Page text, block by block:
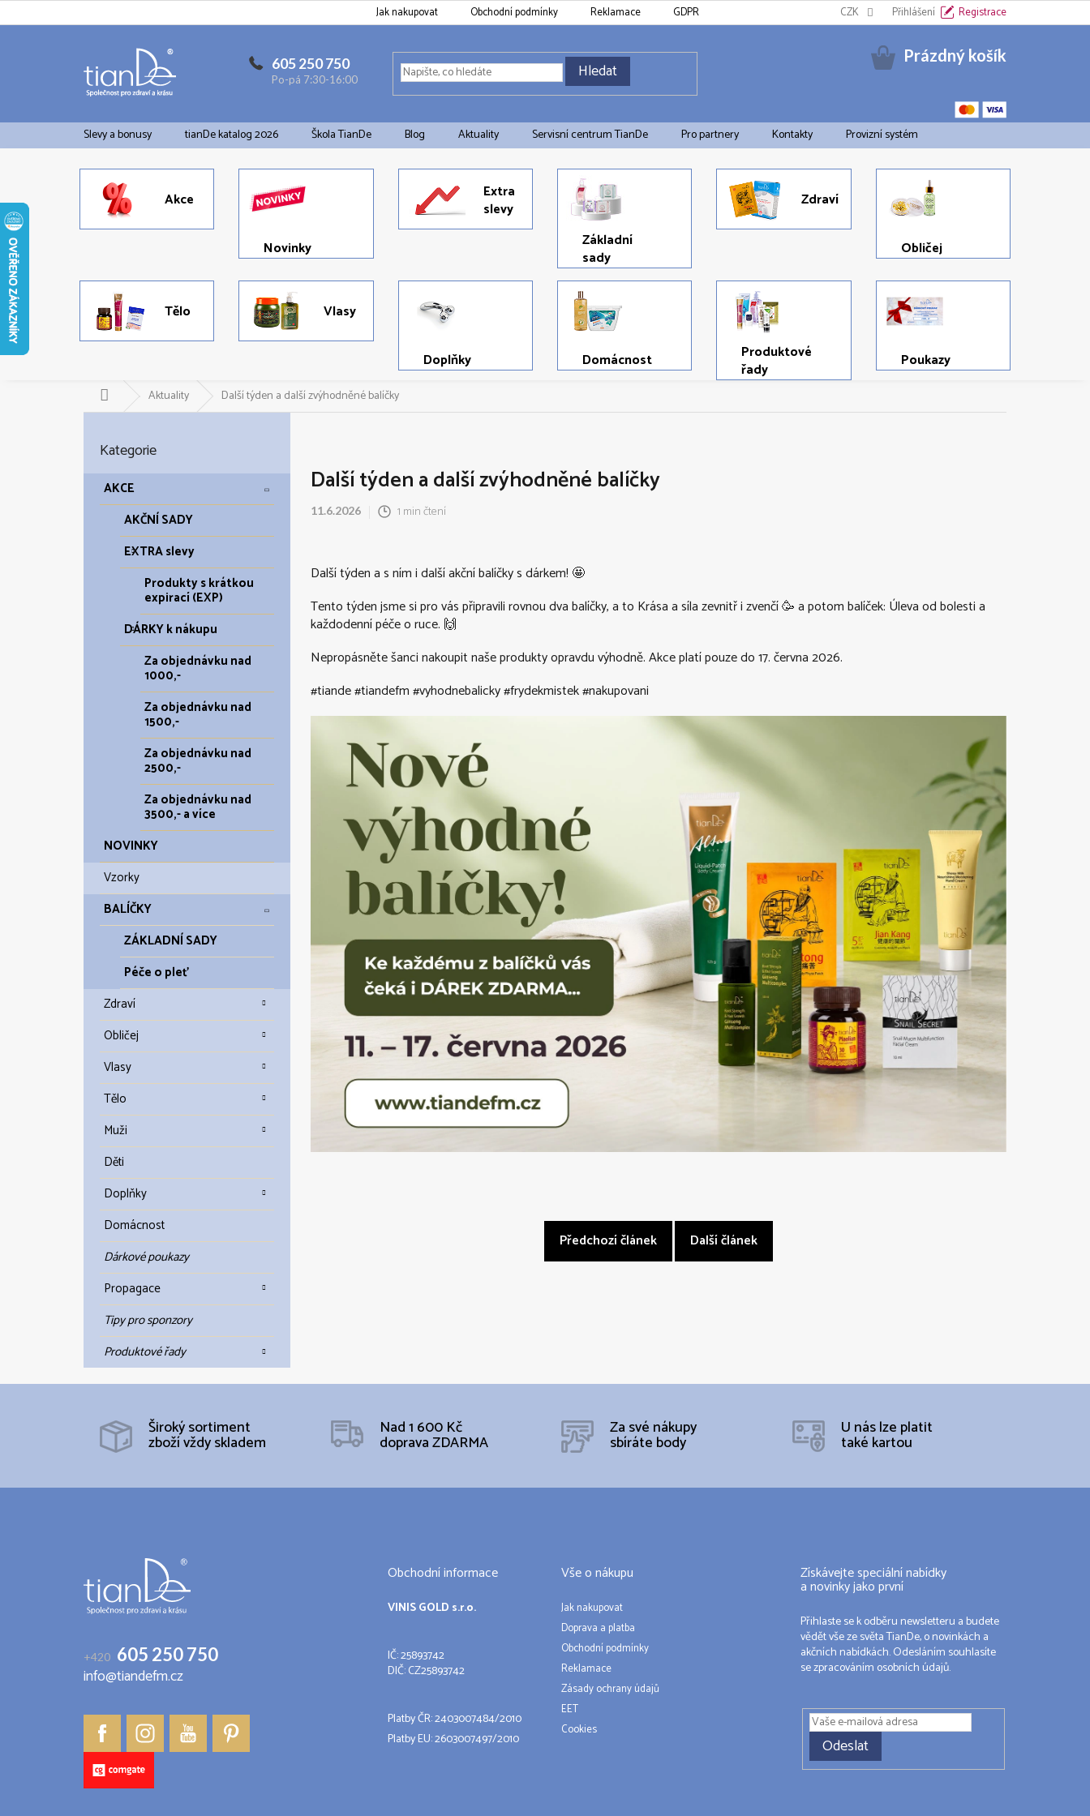
Přejít
na
Jak nakupovat Obchodní podmínky Reklamace GDPR Informační oznámení k EET Cookies Doprava a platba
CZK Přihlášení Registrace
605 250 750
Po-pá 7:30-16:00 Hledat
Nákupní
Prázdný košík
Slevy a bonusy tianDe katalog 2026 Škola TianDe Blog Aktuality Servisní centrum TianDe Pro partnery Kontakty Provizní systém
Akce
Novinky
Extra
slevy
Základní
sady
Zdraví
Obličej
Tělo Vlasy
Doplňky Domácnost
Produktové
řady
Poukazy
Aktuality Další týden a další zvýhodněné balíčky
kategorie
Kategorie
AKCE
AKČNÍ SADY
EXTRA slevy
Produkty s krátkou
expirací (EXP)
DÁRKY k nákupu
Za objednávku nad
1000,-
Za objednávku nad
1500,-
Za objednávku nad
2500,-
Za objednávku nad
3500,- a více
NOVINKY
Vzorky
BALÍČKY
ZÁKLADNÍ SADY
Péče o pleť
Zdraví
Obličej
Vlasy
Tělo
Muži
Děti
Doplňky
Domácnost
Dárkové poukazy
Propagace
Tipy pro sponzory
Produktové řady
Další týden a další zvýhodněné balíčky
11.6.2026 1 min čtení
Další týden a s ním i další akční balíčky s dárkem! 🤩
Tento týden jsme si pro vás připravili rovnou dva balíčky, a to Krása a síla zevnitř i zvenčí 🥳 a potom balíček: Úleva od bolesti a
každodenní péče o ruce. 🙌
Nepropásněte šanci nakoupit naše produkty opravdu výhodně. Akce platí pouze do 17. června 2026.
#tiande #tiandefm #vyhodnebalicky #frydekmistek #nakupovani
Předchozí článek Další článek
Široký sortiment
zboží vždy skladem
Nad 1 600 Kč
doprava ZDARMA
Za své nákupy
sbíráte body
U nás lze platit
také kartou
Z
+420 605 250 750
info@tiandefm.cz
Obchodní informace
VINIS GOLD s.r.o.
IČ: 25893742
DIČ: CZ25893742
Platby ČR: 2403007484/2010
Platby EU: 2603007497/2010
Vše o nákupu
Jak nakupovat
Doprava a platba
Obchodní podmínky
Reklamace
Zásady ochrany údajů
EET
Cookies
Získávejte speciální nabídky
a novinky jako první
Přihlaste se k odběru newsletteru a budete
vědět vše ze světa TianDe, o novinkách a
akčních nabídkách. Odesláním souhlasíte
se zpracováním osobních údajů.
Odeslat